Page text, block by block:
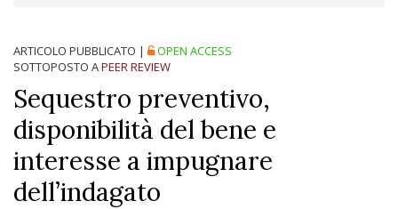
ARTICOLO PUBBLICATO |
OPEN ACCESS
SOTTOPOSTO APEER REVIEW
Sequestro preventivo,
disponibilità del bene e
interesse a impugnare
dell’indagato